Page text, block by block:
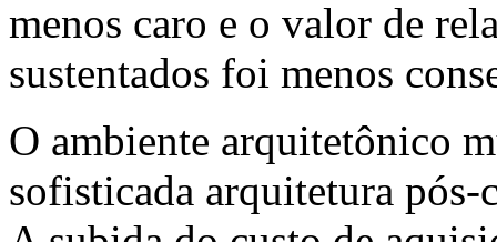
menos caro e o valor de
sustentados foi menos
O ambiente arquitetônico
sofisticada arquitetura pós-